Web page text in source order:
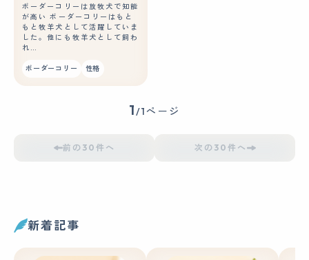
ボーダーコリーは放牧犬で知能
が高い ボーダーコリーはもと
もと牧羊犬として活躍していま
した。他にも牧羊犬として飼わ
れ…
ボーダーコリー 性格
1/1ページ
前の30件へ 次の30件へ
新着記事